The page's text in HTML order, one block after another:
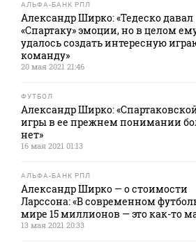
АЛЬФА-БАНК РПЛ
Александр Ширко: «Тедеско давал
«Спартаку» эмоции, но в целом
удалось создать интересную
команду»
20 мая 2021 21:46
ФУТБОЛ
Александр Ширко:
игры в ее прежнем понимании
нет»
16 мая 2021 01:13
АЛЬФА-БАНК РПЛ
Александр Ширко — о стоимости
Ларссона: «В современном
мире 15 миллионов — это как-то
13 мая 2021 20:33